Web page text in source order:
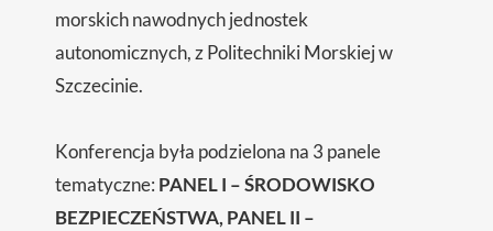
morskich nawodnych jednostek
autonomicznych, z Politechniki Morskiej w
Szczecinie.
Konferencja była podzielona na 3 panele
tematyczne: PANEL I – ŚRODOWISKO
BEZPIECZEŃSTWA, PANEL II –